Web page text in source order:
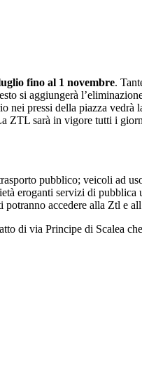
fino al 1 novembre.
si aggiungerà
nei pressi della piazza vedrà
ZTL sarà in vigore tutti i
pubblico; veicoli ad
eroganti servizi di
accedere alla Ztl e
di via Principe di Scalea